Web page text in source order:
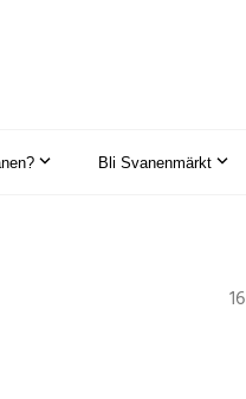
Bli Svanenmärkt
16